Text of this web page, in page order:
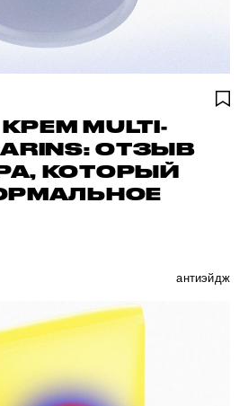
MULTI-
ОТЗЫВ
КОТОРЫЙ
антиэйдж